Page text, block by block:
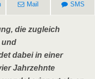
Mail SMS
die zugleich
und
dabei in einer
Jahrzehnte